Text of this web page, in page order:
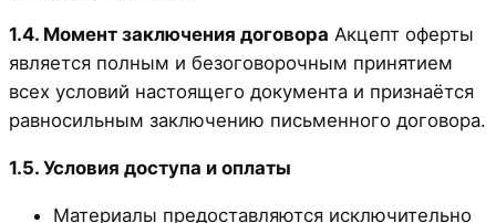
1.4. Момент заключения договора Акцепт оферты
является полным и безоговорочным принятием
всех условий настоящего документа и признаётся
равносильным заключению письменного договора.
1.5. Условия доступа и оплаты
Материалы предоставляются исключительно